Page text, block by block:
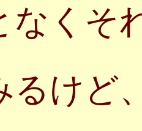
なくそ
るけど